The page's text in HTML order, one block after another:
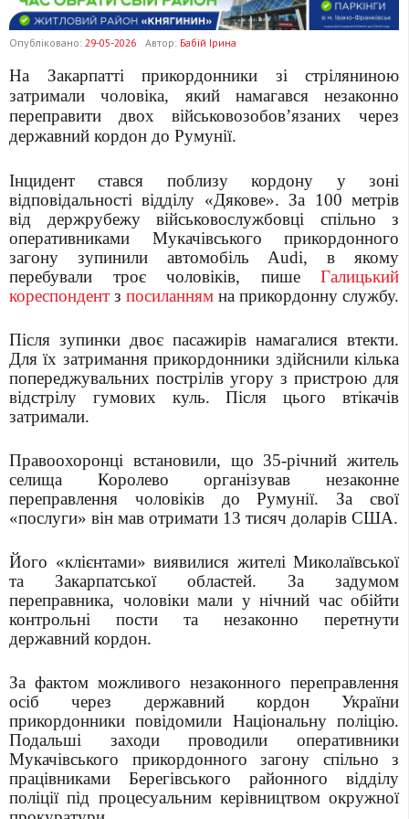
Опубліковано: 29-05-2026 Автор: Бабій Ірина
На Закарпатті прикордонники зі стріляниною
затримали чоловіка, який намагався незаконно
переправити двох військовозобов’язаних через
державний кордон до Румунії.
Інцидент стався поблизу кордону у зоні
відповідальності відділу «Дякове». За 100 метрів
від держрубежу військовослужбовці спільно з
оперативниками Мукачівського прикордонного
загону зупинили автомобіль Audi, в якому
перебували троє чоловіків, пише Галицький
кореспондент з посиланням на прикордонну службу.
Після зупинки двоє пасажирів намагалися втекти.
Для їх затримання прикордонники здійснили кілька
попереджувальних пострілів угору з пристрою для
відстрілу гумових куль. Після цього втікачів
затримали.
Правоохоронці встановили, що 35-річний житель
селища Королево організував незаконне
переправлення чоловіків до Румунії. За свої
«послуги» він мав отримати 13 тисяч доларів США.
Його «клієнтами» виявилися жителі Миколаївської
та Закарпатської областей. За задумом
переправника, чоловіки мали у нічний час обійти
контрольні пости та незаконно перетнути
державний кордон.
За фактом можливого незаконного переправлення
осіб через державний кордон України
прикордонники повідомили Національну поліцію.
Подальші заходи проводили оперативники
Мукачівського прикордонного загону спільно з
працівниками Берегівського районного відділу
поліції під процесуальним керівництвом окружної